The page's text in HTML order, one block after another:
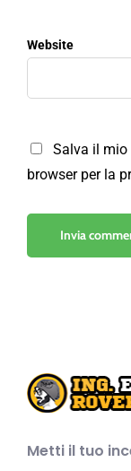
Website
Salva il mio
browser per la
Metti il tuo